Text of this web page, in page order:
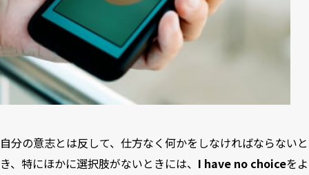
自分の意志とは反して、仕方なく何かをしなければならないと
き、特にほかに選択肢がないときには、 I have no choiceをよ